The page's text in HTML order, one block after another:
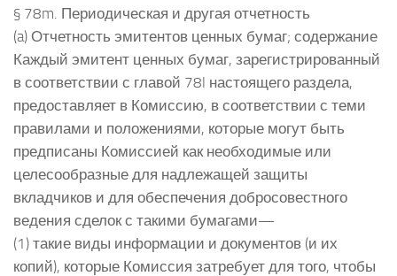
§ 78m. Периодическая и другая отчетность
(a) Отчетность эмитентов ценных бумаг; содержание
Каждый эмитент ценных бумаг, зарегистрированный
в соответствии с главой 78l настоящего раздела,
предоставляет в Комиссию, в соответствии с теми
правилами и положениями, которые могут быть
предписаны Комиссией как необходимые или
целесообразные для надлежащей защиты
вкладчиков и для обеспечения добросовестного
ведения сделок с такими бумагами—
(1) такие виды информации и документов (и их
копий), которые Комиссия затребует для того, чтобы